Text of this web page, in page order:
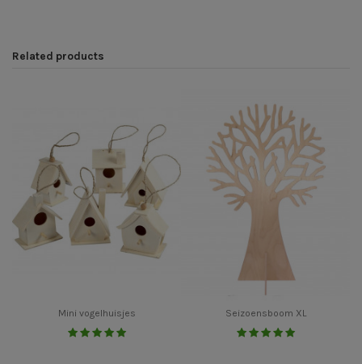
Related products
Mini vogelhuisjes Seizoensboom XL